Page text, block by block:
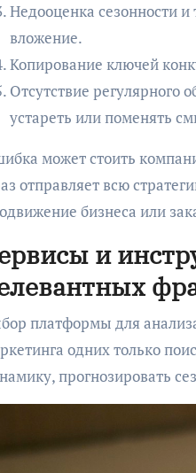
Недооценка сезонности
вложение.
Копирование ключей
Отсутствие регулярного
устареть или поменять
может стоить
отправляет всю
бизнеса или
и
платформы для
одних только
прогнозировать